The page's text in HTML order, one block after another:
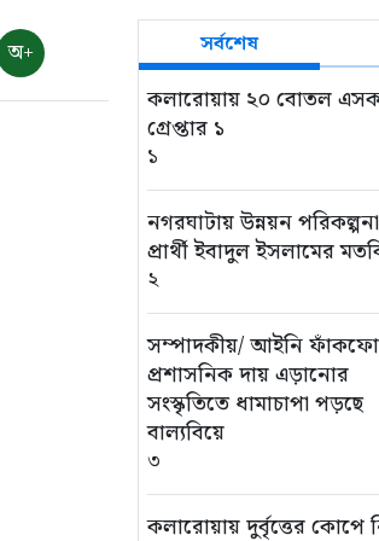
অ+ সর্বশেষ
কলারোয়ায় ২০ বোতল
গ্রেপ্তার ১
১
নগরঘাটায় উন্নয়ন
প্রার্থী ইবাদুল ইসলামের
২
সম্পাদকীয়/ আইনি
প্রশাসনিক দায় এড়ানোর
সংস্কৃতিতে ধামাচাপা পড়ছে
বাল্যবিয়ে
৩
কলারোয়ায় দুর্বৃত্তের কোপে